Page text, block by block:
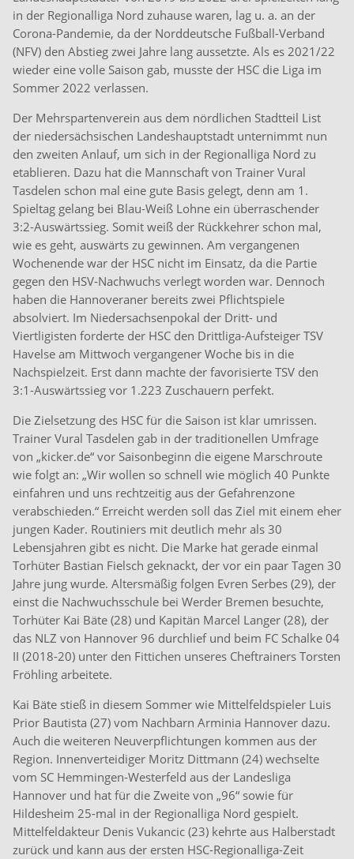
in der Regionalliga Nord zuhause waren, lag u. a. an der
Corona-Pandemie, da der Norddeutsche Fußball-Verband
(NFV) den Abstieg zwei Jahre lang aussetzte. Als es 2021/22
wieder eine volle Saison gab, musste der HSC die Liga im
Sommer 2022 verlassen.
Der Mehrspartenverein aus dem nördlichen Stadtteil List
der niedersächsischen Landeshauptstadt unternimmt nun
den zweiten Anlauf, um sich in der Regionalliga Nord zu
etablieren. Dazu hat die Mannschaft von Trainer Vural
Tasdelen schon mal eine gute Basis gelegt, denn am 1.
Spieltag gelang bei Blau-Weiß Lohne ein überraschender
3:2-Auswärtssieg. Somit weiß der Rückkehrer schon mal,
wie es geht, auswärts zu gewinnen. Am vergangenen
Wochenende war der HSC nicht im Einsatz, da die Partie
gegen den HSV-Nachwuchs verlegt worden war. Dennoch
haben die Hannoveraner bereits zwei Pflichtspiele
absolviert. Im Niedersachsenpokal der Dritt- und
Viertligisten forderte der HSC den Drittliga-Aufsteiger TSV
Havelse am Mittwoch vergangener Woche bis in die
Nachspielzeit. Erst dann machte der favorisierte TSV den
3:1-Auswärtssieg vor 1.223 Zuschauern perfekt.
Die Zielsetzung des HSC für die Saison ist klar umrissen.
Trainer Vural Tasdelen gab in der traditionellen Umfrage
von „kicker.de“ vor Saisonbeginn die eigene Marschroute
wie folgt an: „Wir wollen so schnell wie möglich 40 Punkte
einfahren und uns rechtzeitig aus der Gefahrenzone
verabschieden.“ Erreicht werden soll das Ziel mit einem eher
jungen Kader. Routiniers mit deutlich mehr als 30
Lebensjahren gibt es nicht. Die Marke hat gerade einmal
Torhüter Bastian Fielsch geknackt, der vor ein paar Tagen 30
Jahre jung wurde. Altersmäßig folgen Evren Serbes (29), der
einst die Nachwuchsschule bei Werder Bremen besuchte,
Torhüter Kai Bäte (28) und Kapitän Marcel Langer (28), der
das NLZ von Hannover 96 durchlief und beim FC Schalke 04
II (2018-20) unter den Fittichen unseres Cheftrainers Torsten
Fröhling arbeitete.
Kai Bäte stieß in diesem Sommer wie Mittelfeldspieler Luis
Prior Bautista (27) vom Nachbarn Arminia Hannover dazu.
Auch die weiteren Neuverpflichtungen kommen aus der
Region. Innenverteidiger Moritz Dittmann (24) wechselte
vom SC Hemmingen-Westerfeld aus der Landesliga
Hannover und hat für die Zweite von „96“ sowie für
Hildesheim 25-mal in der Regionalliga Nord gespielt.
Mittelfeldakteur Denis Vukancic (23) kehrte aus Halberstadt
zurück und kann aus der ersten HSC-Regionalliga-Zeit